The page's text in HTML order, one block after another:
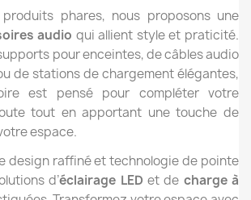
phares, nous proposons une
audio qui allient style et praticité.
supports pour enceintes, de câbles audio
de stations de chargement élégantes,
est pensé pour compléter votre
tout en apportant une touche de
espace.
design raffiné et technologie de pointe
d’éclairage LED et de charge à